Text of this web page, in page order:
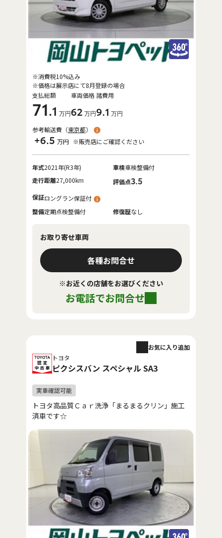
支払総額
71.1 万円
車両価格
62 万円
諸費用
9.1 万円
※消費税10%込み
※価格は展示店にて8月登録の場合
参考輸送費（東京都）
+6.5 万円 ※販売店にご確認ください
年式2021年(R3年) 車検車検整備付
走行距離27,000km 評価点3.5
保証ロングラン保証付
整備定期点検整備付 修復歴なし
お取り寄せ車両
各種お問合せ
※お近くの店舗をお選びください
お電話でお問合せ
トヨタ
ピクシスバン スペシャル SA3
お気に入り追加
トヨタ高品質Ｃａｒ洗浄「まるまるクリン」施工
済車です☆